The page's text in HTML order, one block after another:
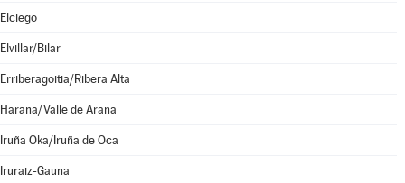
Elciego
Elvillar/Bilar
Erriberagoitia/Ribera Alta
Harana/Valle de Arana
Iruña Oka/Iruña de Oca
Iruraiz-Gauna